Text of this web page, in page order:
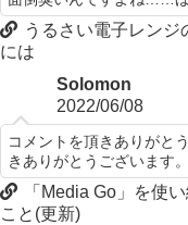
うるさい電子レンジ
には
Solomon
2022/06/08
コメントを頂きありがと
きありがとうございます
「Media Go」を使
こと(更新)